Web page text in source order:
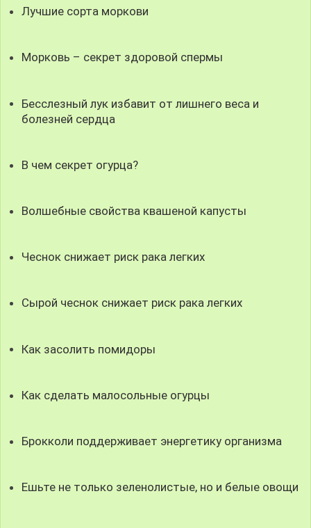
Лучшие сорта моркови
Морковь – секрет здоровой спермы
Бесслезный лук избавит от лишнего веса и
болезней сердца
В чем секрет огурца?
Волшебные свойства квашеной капусты
Чеснок снижает риск рака легких
Сырой чеснок снижает риск рака легких
Как засолить помидоры
Как сделать малосольные огурцы
Брокколи поддерживает энергетику организма
Ешьте не только зеленолистые, но и белые овощи